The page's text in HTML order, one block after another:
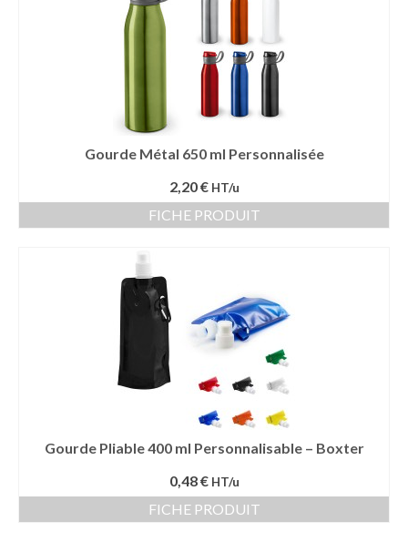
Gourde Métal 650 ml Personnalisée
2,20 € HT/u
FICHE PRODUIT
Gourde Pliable 400 ml Personnalisable – Boxter
0,48 € HT/u
FICHE PRODUIT